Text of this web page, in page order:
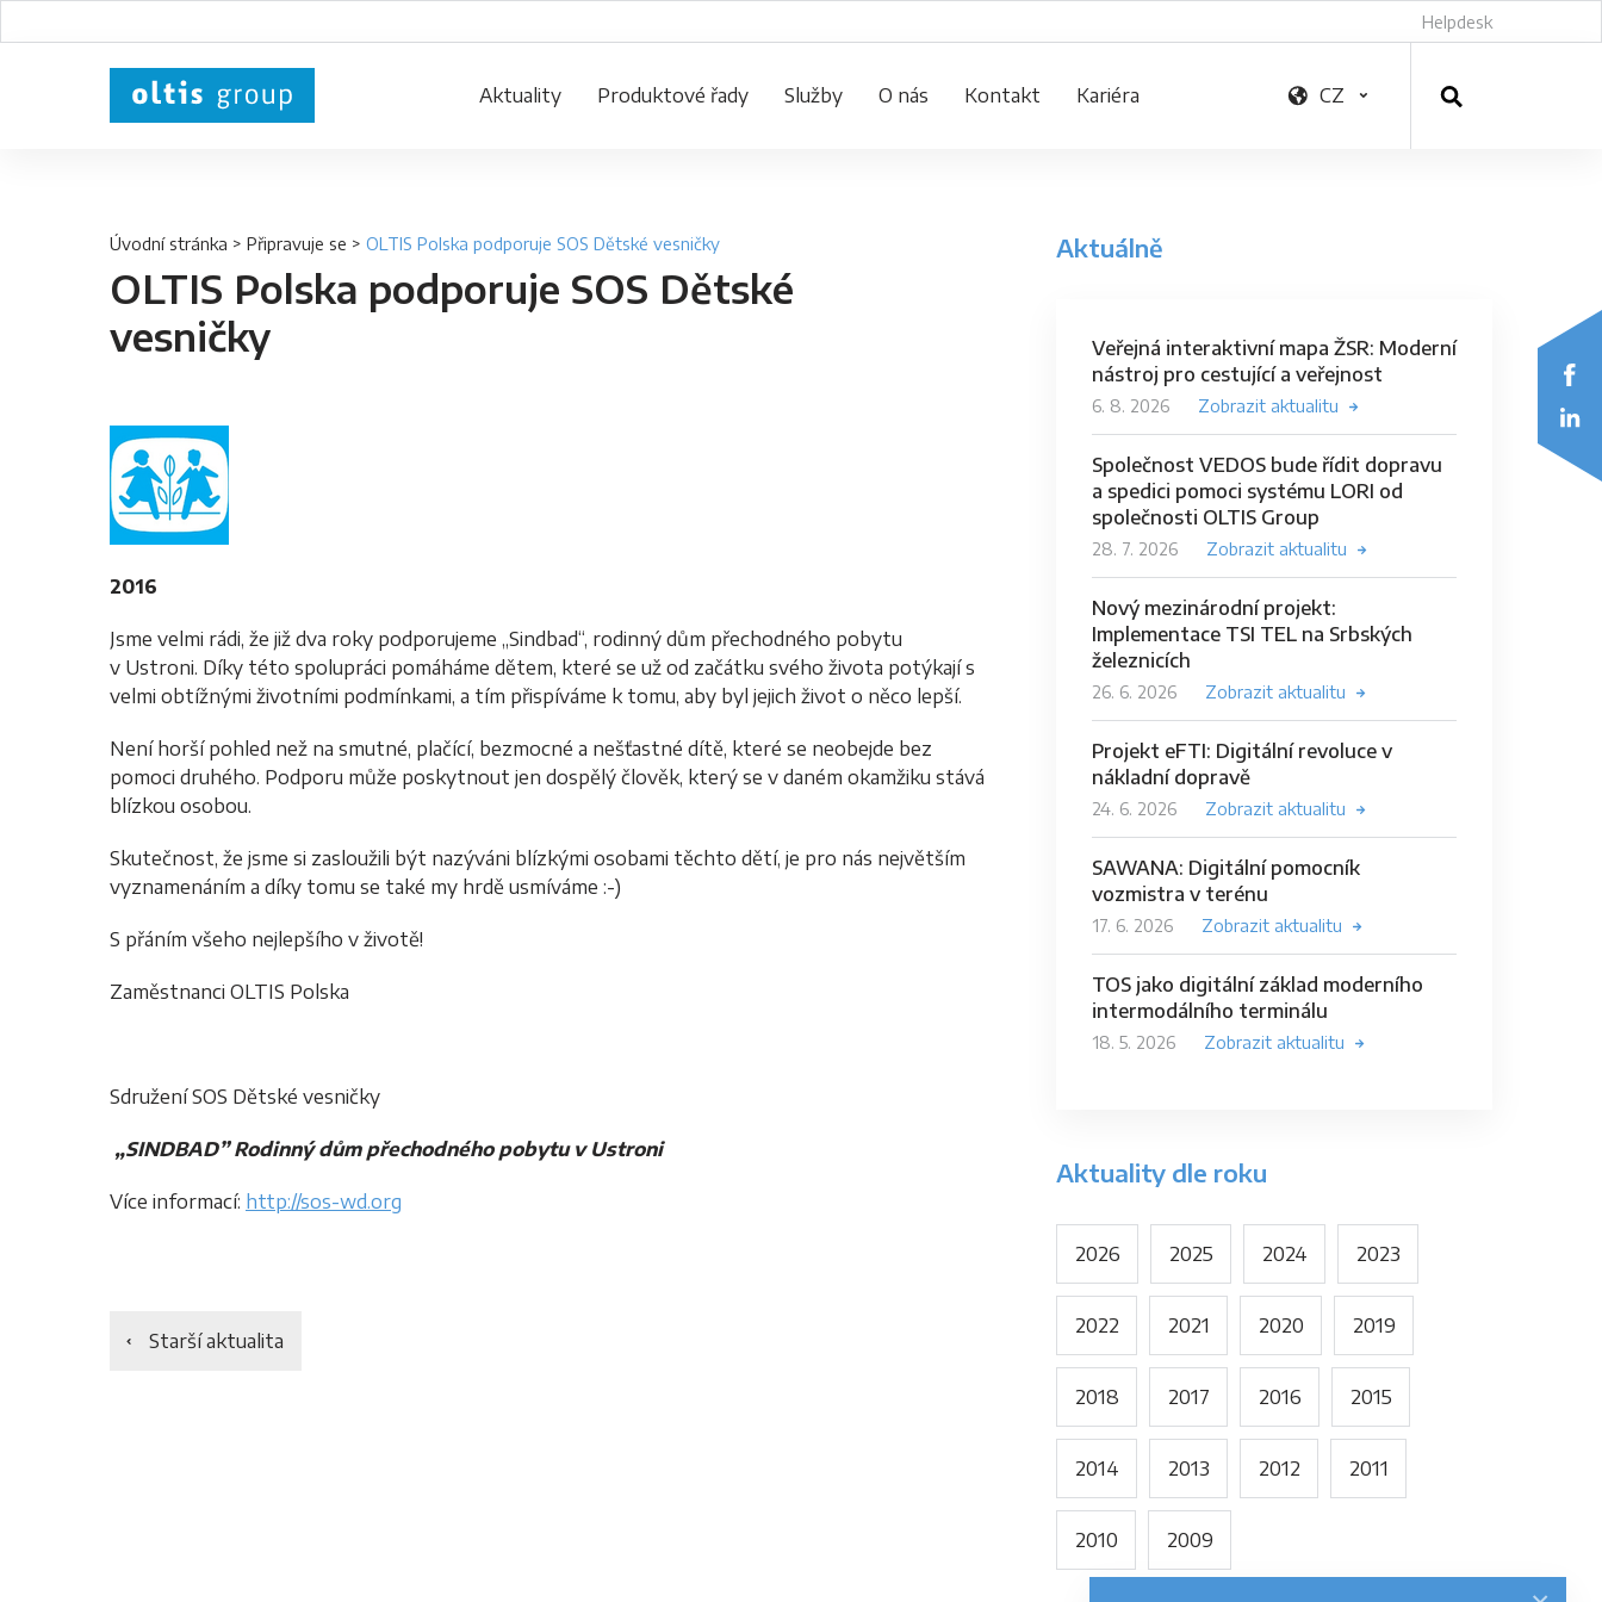
Helpdesk
Aktuality Produktové řady Služby O nás Kontakt Kariéra CZ
Úvodní stránka > Připravuje se > OLTIS Polska podporuje SOS Dětské vesničky
OLTIS Polska podporuje SOS Dětské
vesničky
2016
Jsme velmi rádi, že již dva roky podporujeme „Sindbad“, rodinný dům přechodného pobytu
v Ustroni. Díky této spolupráci pomáháme dětem, které se už od začátku svého života potýkají s
velmi obtížnými životními podmínkami, a tím přispíváme k tomu, aby byl jejich život o něco lepší.
Není horší pohled než na smutné, plačící, bezmocné a nešťastné dítě, které se neobejde bez
pomoci druhého. Podporu může poskytnout jen dospělý člověk, který se v daném okamžiku stává
blízkou osobou.
Skutečnost, že jsme si zasloužili být nazýváni blízkými osobami těchto dětí, je pro nás největším
vyznamenáním a díky tomu se také my hrdě usmíváme :-)
S přáním všeho nejlepšího v životě!
Zaměstnanci OLTIS Polska
Sdružení SOS Dětské vesničky
„SINDBAD” Rodinný dům přechodného pobytu v Ustroni
Více informací: http://sos-wd.org
Starší aktualita
Aktuálně
Veřejná interaktivní mapa ŽSR: Moderní
nástroj pro cestující a veřejnost
6. 8. 2026 Zobrazit aktualitu
Společnost VEDOS bude řídit dopravu
a spedici pomoci systému LORI od
společnosti OLTIS Group
28. 7. 2026 Zobrazit aktualitu
Nový mezinárodní projekt:
Implementace TSI TEL na Srbských
železnicích
26. 6. 2026 Zobrazit aktualitu
Projekt eFTI: Digitální revoluce v
nákladní dopravě
24. 6. 2026 Zobrazit aktualitu
SAWANA: Digitální pomocník
vozmistra v terénu
17. 6. 2026 Zobrazit aktualitu
TOS jako digitální základ moderního
intermodálního terminálu
18. 5. 2026 Zobrazit aktualitu
Aktuality dle roku
2026 2025 2024 2023
2022 2021 2020 2019
2018 2017 2016 2015
2014 2013 2012 2011
2010 2009